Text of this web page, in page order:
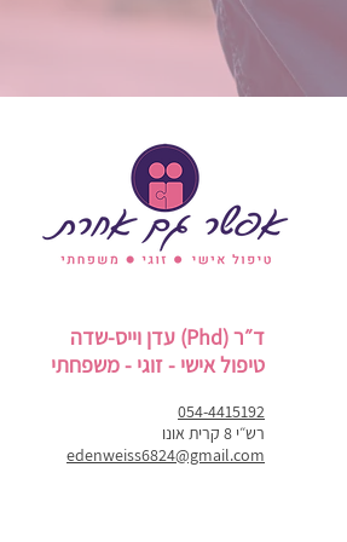
ד״ר (Phd) עדן וייס-שדה
טיפול אישי - זוגי - משפחתי
054-4415192
רש״י 8 קרית אונו
edenweiss6824@gmail.com